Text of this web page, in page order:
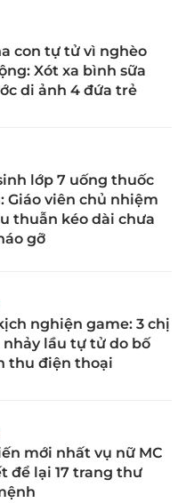
con tự tử vì nghèo
Xót xa bình sữa
di ảnh 4 đứa trẻ
lớp 7 uống thuốc
Giáo viên chủ nhiệm
thuẫn kéo dài chưa
gỡ
nghiện game: 3 chị
nhảy lầu tự tử do bố
thu điện thoại
mới nhất vụ nữ MC
để lại 17 trang thư